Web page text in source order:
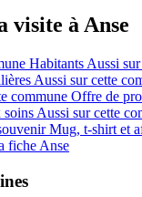
visite à Anse
Habitants Aussi
Aussi sur cette
commune Offre de
soins Aussi sur cette
Mug, t-shirt et
fiche Anse